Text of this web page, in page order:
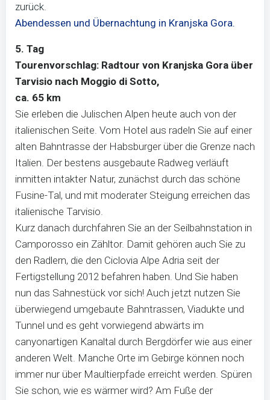
zurück.
Abendessen und Übernachtung in Kranjska Gora.
5. Tag
Tourenvorschlag: Radtour von Kranjska Gora über
Tarvisio nach Moggio di Sotto,
ca. 65 km
Sie erleben die Julischen Alpen heute auch von der
italienischen Seite. Vom Hotel aus radeln Sie auf einer
alten Bahntrasse der Habsburger über die Grenze nach
Italien. Der bestens ausgebaute Radweg verläuft
inmitten intakter Natur, zunächst durch das schöne
Fusine-Tal, und mit moderater Steigung erreichen das
italienische Tarvisio.
Kurz danach durchfahren Sie an der Seilbahnstation in
Camporosso ein Zähltor. Damit gehören auch Sie zu
den Radlern, die den Ciclovia Alpe Adria seit der
Fertigstellung 2012 befahren haben. Und Sie haben
nun das Sahnestück vor sich! Auch jetzt nutzen Sie
überwiegend umgebaute Bahntrassen, Viadukte und
Tunnel und es geht vorwiegend abwärts im
canyonartigen Kanaltal durch Bergdörfer wie aus einer
anderen Welt. Manche Orte im Gebirge können noch
immer nur über Maultierpfade erreicht werden. Spüren
Sie schon, wie es wärmer wird? Am Fuße der